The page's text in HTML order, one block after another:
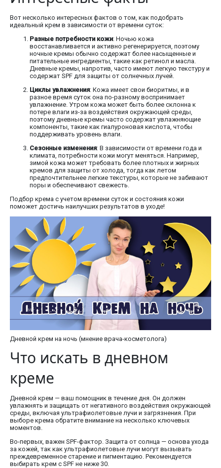
Вот несколько интересных фактов о том, как подобрать
идеальный крем в зависимости от времени суток:
Разные потребности кожи: Ночью кожа
восстанавливается и активно регенерируется, поэтому
ночные кремы обычно содержат более насыщенные и
питательные ингредиенты, такие как ретинол и масла.
Дневные кремы, напротив, часто имеют легкую текстуру и
содержат SPF для защиты от солнечных лучей.
Циклы увлажнения: Кожа имеет свои биоритмы, и в
разное время суток она по-разному воспринимает
увлажнение. Утром кожа может быть более склонна к
потере влаги из-за воздействия окружающей среды,
поэтому дневные кремы часто содержат увлажняющие
компоненты, такие как гиалуроновая кислота, чтобы
поддерживать уровень влаги.
Сезонные изменения: В зависимости от времени года и
климата, потребности кожи могут меняться. Например,
зимой кожа может требовать более плотных и жирных
кремов для защиты от холода, тогда как летом
предпочтительнее легкие текстуры, которые не забивают
поры и обеспечивают свежесть.
Подбор крема с учетом времени суток и состояния кожи
поможет достичь наилучших результатов в уходе!
Дневной крем на ночь (мнение врача-косметолога)
Что искать в дневном
креме
Дневной крем — ваш помощник в течение дня. Он должен
увлажнять и защищать от негативного воздействия окружающей
среды, включая ультрафиолетовые лучи и загрязнения. При
выборе крема обратите внимание на несколько ключевых
моментов.
Во-первых, важен SPF-фактор. Защита от солнца — основа ухода
за кожей, так как ультрафиолетовые лучи могут вызывать
преждевременное старение и пигментацию. Рекомендуется
выбирать крем с SPF не ниже 30.